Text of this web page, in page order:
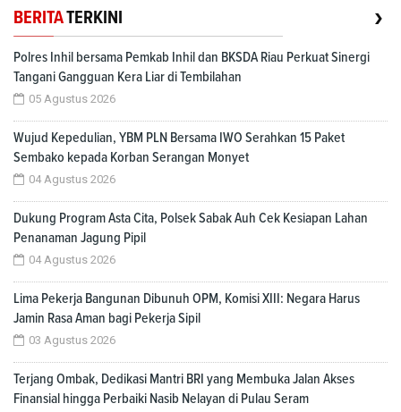
BERITATERKINI ›
Polres Inhil bersama Pemkab Inhil dan BKSDA Riau Perkuat Sinergi
Tangani Gangguan Kera Liar di Tembilahan
05 Agustus 2026
Wujud Kepedulian, YBM PLN Bersama IWO Serahkan 15 Paket
Sembako kepada Korban Serangan Monyet
04 Agustus 2026
Dukung Program Asta Cita, Polsek Sabak Auh Cek Kesiapan Lahan
Penanaman Jagung Pipil
04 Agustus 2026
Lima Pekerja Bangunan Dibunuh OPM, Komisi XIII: Negara Harus
Jamin Rasa Aman bagi Pekerja Sipil
03 Agustus 2026
Terjang Ombak, Dedikasi Mantri BRI yang Membuka Jalan Akses
Finansial hingga Perbaiki Nasib Nelayan di Pulau Seram